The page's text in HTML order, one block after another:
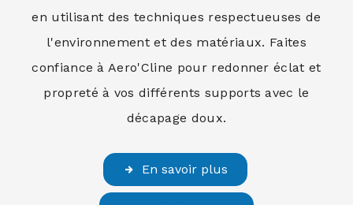
en utilisant des techniques respectueuses de
l'environnement et des matériaux. Faites
confiance à Aero'Cline pour redonner éclat et
propreté à vos différents supports avec le
décapage doux.
En savoir plus